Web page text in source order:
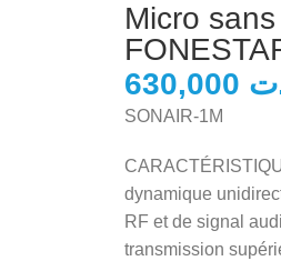
Micro
SONAIR-1M
dynamique
RF et de signal
transmission